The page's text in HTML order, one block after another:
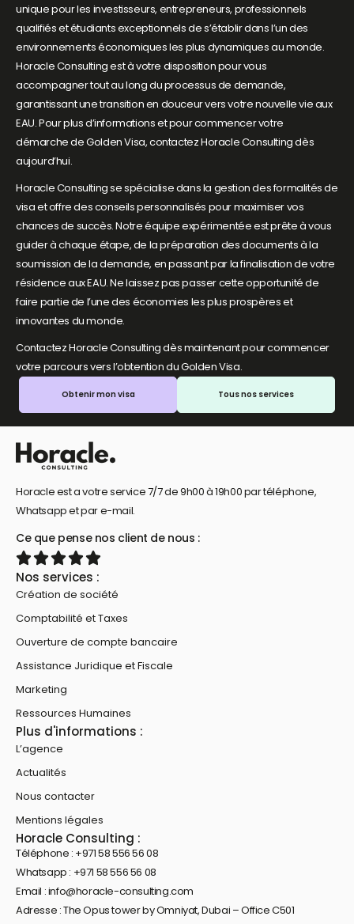
unique pour les investisseurs, entrepreneurs, professionnels
qualifiés et étudiants exceptionnels de s’établir dans l’un des
environnements économiques les plus dynamiques au monde.
Horacle Consulting est à votre disposition pour vous
accompagner tout au long du processus de demande,
garantissant une transition en douceur vers votre nouvelle vie aux
EAU. Pour plus d’informations et pour commencer votre
démarche de Golden Visa, contactez Horacle Consulting dès
aujourd’hui.
Horacle Consulting se spécialise dans la gestion des formalités de
visa et offre des conseils personnalisés pour maximiser vos
chances de succès. Notre équipe expérimentée est prête à vous
guider à chaque étape, de la préparation des documents à la
soumission de la demande, en passant par la finalisation de votre
résidence aux EAU. Ne laissez pas passer cette opportunité de
faire partie de l’une des économies les plus prospères et
innovantes du monde.
Contactez Horacle Consulting dès maintenant pour commencer
votre parcours vers l’obtention du Golden Visa.
Obtenir mon visa Tous nos services
Horacle est a votre service 7/7 de 9h00 à 19h00 par téléphone,
Whatsapp et par e-mail.
Ce que pense nos client de nous :
Nos services :
Création de société
Comptabilité et Taxes
Ouverture de compte bancaire
Assistance Juridique et Fiscale
Marketing
Ressources Humaines
Plus d'informations :
L’agence
Actualités
Nous contacter
Mentions légales
Horacle Consulting :
Téléphone : +971 58 556 56 08
Whatsapp : +971 58 556 56 08
Email : info@horacle-consulting.com
Adresse : The Opus tower by Omniyat, Dubai – Office C501